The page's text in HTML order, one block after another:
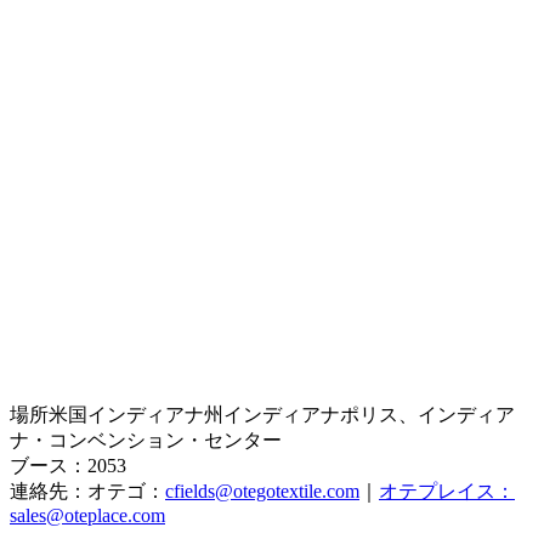
場所米国インディアナ州インディアナポリス、インディア
ナ・コンベンション・センター
ブース：2053
連絡先：オテゴ： cfields@otegotextile.com
オテプレイス：
sales@oteplace.com